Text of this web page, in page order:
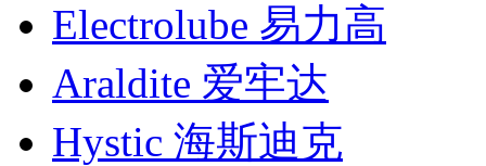
Electrolube 易力高
Araldite 爱牢达
Hystic 海斯迪克